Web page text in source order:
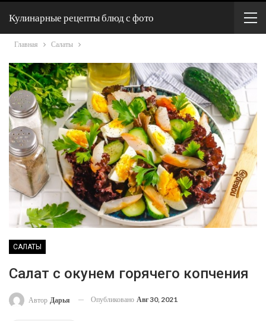
Кулинарные рецепты блюд с фото
Главная Салаты
САЛАТЫ
Cалат с окунем горячего копчения
Автор Дарья Опубликовано Авг 30, 2021